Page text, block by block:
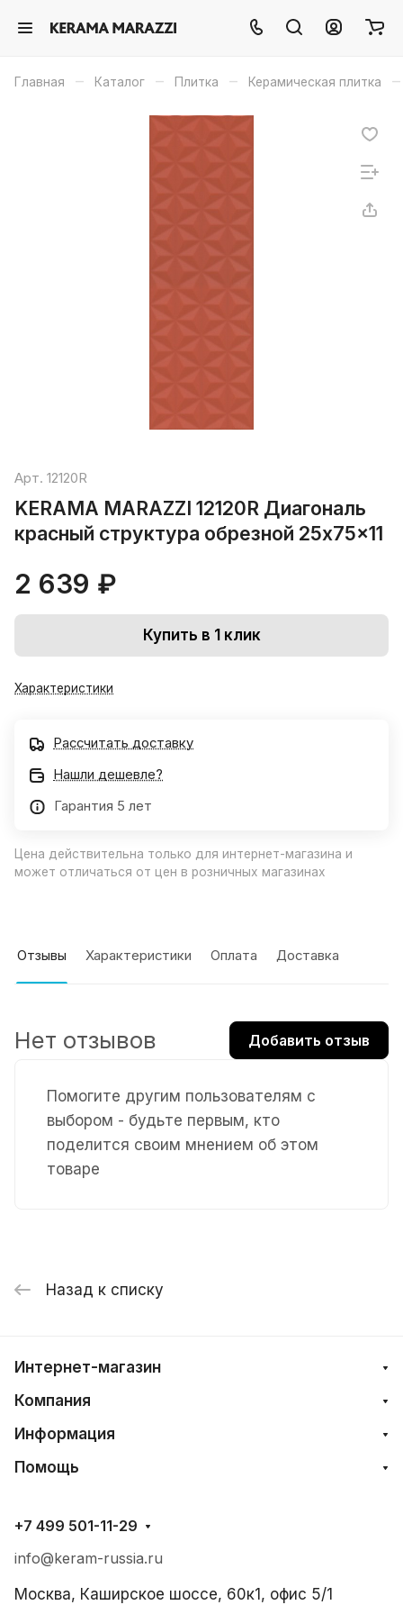
Главная – Каталог – Плитка – Керамическая плитка –
Арт. 12120R
KERAMA MARAZZI 12120R Диагональ
красный структура обрезной 25x75x11
2 639 ₽
Купить в 1 клик
Характеристики
Рассчитать доставку
Нашли дешевле?
Гарантия 5 лет
Цена действительна только для интернет-магазина и
может отличаться от цен в розничных магазинах
Отзывы Характеристики Оплата Доставка
Помогите другим пользователям с
выбором - будьте первым, кто
поделится своим мнением об этом
товаре
Нет отзывов Добавить отзыв
Назад к списку
Интернет-магазин
Компания
Информация
Помощь
+7 499 501-11-29
info@keram-russia.ru
Москва, Каширское шоссе, 60к1, офис 5/1